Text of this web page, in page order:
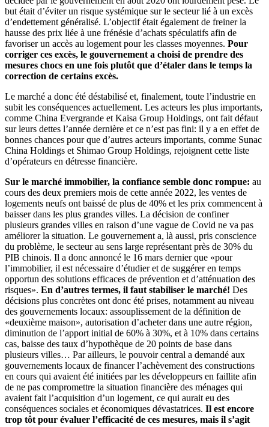
but était d’éviter un risque systémique sur le secteur lié à un excès
d’endettement généralisé. L’objectif était également de freiner la
hausse des prix liée à une frénésie d’achats spéculatifs afin de
favoriser un accès au logement pour les classes moyennes. Pour
corriger ces excès, le gouvernement a choisi de prendre des
mesures chocs en une fois plutôt que d’étaler dans le temps la
correction de certains excès.
Le marché a donc été déstabilisé et, finalement, toute l’industrie en
subit les conséquences actuellement. Les acteurs les plus importants,
comme China Evergrande et Kaisa Group Holdings, ont fait défaut
sur leurs dettes l’année dernière et ce n’est pas fini: il y a en effet de
bonnes chances pour que d’autres acteurs importants, comme Sunac
China Holdings et Shimao Group Holdings, rejoignent cette liste
d’opérateurs en détresse financière.
Sur le marché immobilier, la confiance semble donc rompue: au
cours des deux premiers mois de cette année 2022, les ventes de
logements neufs ont baissé de plus de 40% et les prix commencent à
baisser dans les plus grandes villes. La décision de confiner
plusieurs grandes villes en raison d’une vague de Covid ne va pas
améliorer la situation. Le gouvernement a, là aussi, pris conscience
du problème, le secteur au sens large représentant près de 30% du
PIB chinois. Il a donc annoncé le 16 mars dernier que «pour
l’immobilier, il est nécessaire d’étudier et de suggérer en temps
opportun des solutions efficaces de prévention et d’atténuation des
risques». En d’autres termes, il faut stabiliser le marché! Des
décisions plus concrètes ont donc été prises, notamment au niveau
des gouvernements locaux: assouplissement de la définition de
«deuxième maison», autorisation d’acheter dans une autre région,
diminution de l’apport initial de 60% à 30%, et à 10% dans certains
cas, baisse des taux d’hypothèque de 20 points de base dans
plusieurs villes… Par ailleurs, le pouvoir central a demandé aux
gouvernements locaux de financer l’achèvement des constructions
en cours qui avaient été initiées par les développeurs en faillite afin
de ne pas compromettre la situation financière des ménages qui
avaient fait l’acquisition d’un logement, ce qui aurait eu des
conséquences sociales et économiques dévastatrices. Il est encore
trop tôt pour évaluer l’efficacité de ces mesures, mais il s’agit